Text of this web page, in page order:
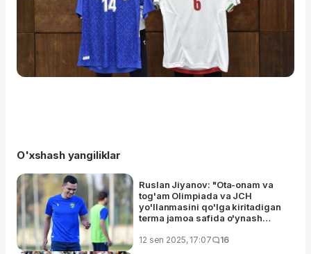
O'xshash yangiliklar
Ruslan Jiyanov: "Ota-onam va
tog'am Olimpiada va JCH
yo'llanmasini qo'lga kiritadigan
terma jamoa safida o'ynash
12 sen 2025, 17:07 16